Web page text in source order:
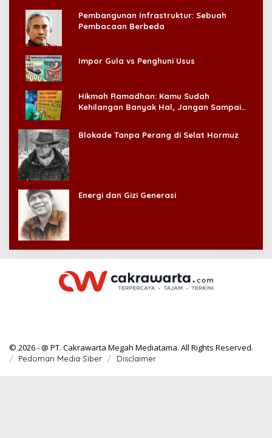
Pembangunan Infrastruktur: Sebuah
Pembacaan Berbeda
Impor Gula vs Penghuni Usus
Hikmah Ramadhan: Kamu Sudah
Kehilangan Banyak Hal, Jangan Sampai
Blokade Tanpa Perang di Selat Hormuz
Energi dan Gizi Generasi
© 2026 - @ PT. Cakrawarta Megah Mediatama. All Rights Reserved.
Pedoman Media Siber Disclaimer